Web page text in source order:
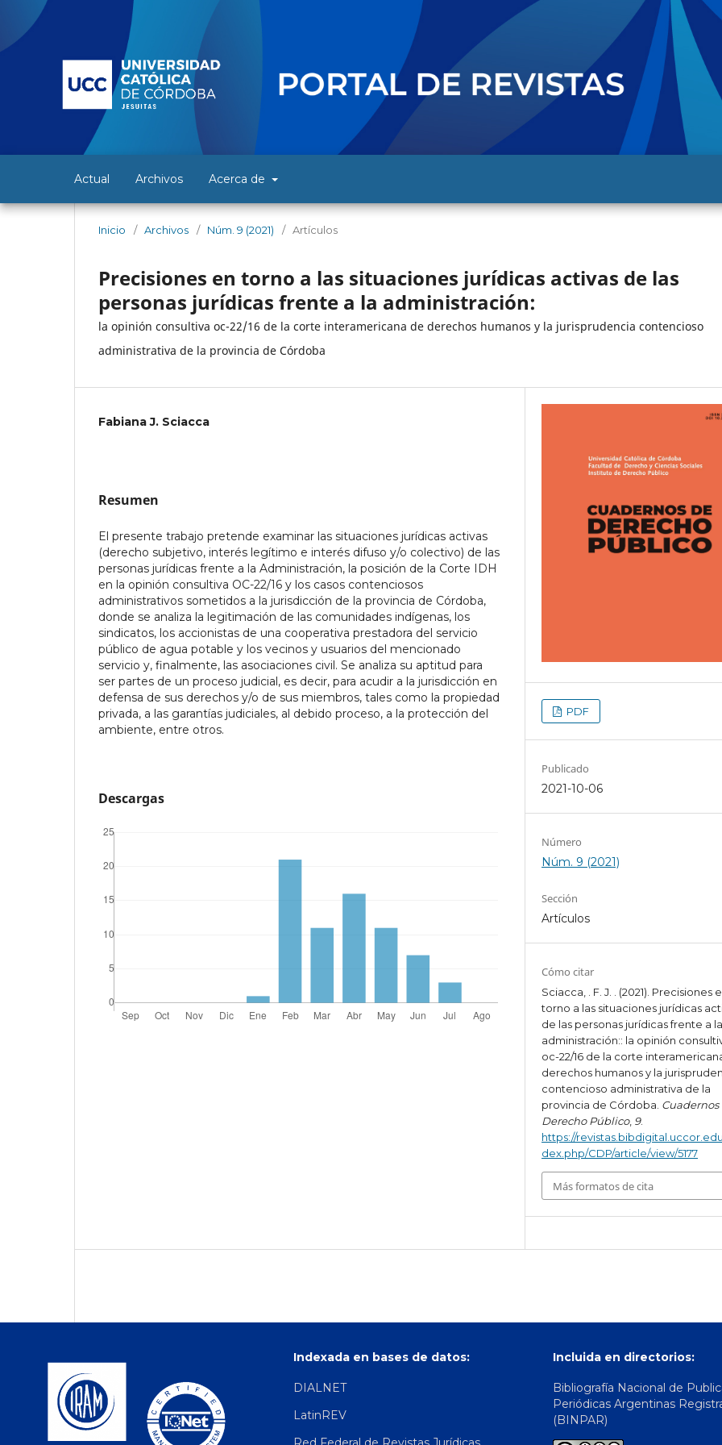
Actual Archivos Acerca de
Inicio / Archivos / Núm. 9 (2021) / Artículos
Precisiones en torno a las situaciones jurídicas activas de las
personas jurídicas frente a la administración:
la opinión consultiva oc-22/16 de la corte interamericana de derechos humanos y la jurisprudencia contencioso
administrativa de la provincia de Córdoba
Fabiana J. Sciacca
Resumen
El presente trabajo pretende examinar las situaciones jurídicas activas
(derecho subjetivo, interés legítimo e interés difuso y/o colectivo) de las
personas jurídicas frente a la Administración, la posición de la Corte IDH
en la opinión consultiva OC-22/16 y los casos contenciosos
administrativos sometidos a la jurisdicción de la provincia de Córdoba,
donde se analiza la legitimación de las comunidades indígenas, los
sindicatos, los accionistas de una cooperativa prestadora del servicio
público de agua potable y los vecinos y usuarios del mencionado
servicio y, finalmente, las asociaciones civil. Se analiza su aptitud para
ser partes de un proceso judicial, es decir, para acudir a la jurisdicción en
defensa de sus derechos y/o de sus miembros, tales como la propiedad
privada, a las garantías judiciales, al debido proceso, a la protección del
ambiente, entre otros.
Descargas
PDF
Publicado
2021-10-06
Número
Núm. 9 (2021)
Sección
Artículos
Cómo citar
Sciacca, . F. J. . (2021). Precisiones
torno a las situaciones jurídicas
de las personas jurídicas frente a la
administración:: la opinión
oc-22/16 de la corte
derechos humanos y la
contencioso administrativa de la
provincia de Córdoba. Cuadernos
Derecho Público, 9.
https://
dex.php/CDP/article/view/5177
Más formatos de cita
Indexada en bases de datos:
DIALNET
LatinREV
Incluida en directorios:
Bibliografía Nacional de
Periódicas Argentinas
(BINPAR)